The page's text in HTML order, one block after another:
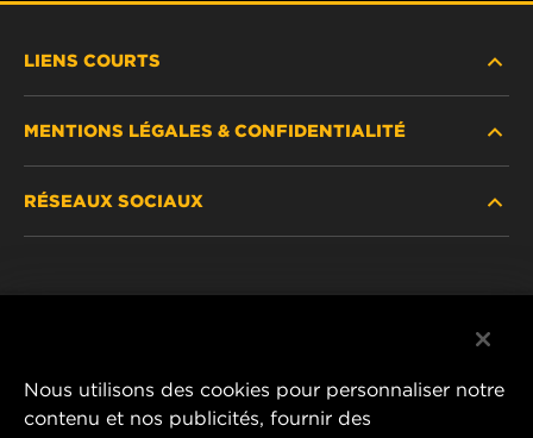
LIENS COURTS
OÙ ACHETER
MENTIONS LÉGALES & CONFIDENTIALITÉ
RÉSEAUX SOCIAUX
Nous utilisons des cookies pour personnaliser notre
contenu et nos publicités, fournir des